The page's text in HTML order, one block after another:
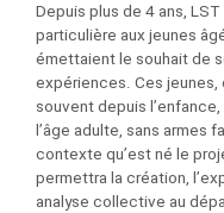
Depuis plus de 4 ans,
particulière aux jeunes
émettaient le souhait de
expériences. Ces
souvent depuis
l’âge adulte, sans armes
contexte qu’est né le
permettra la création,
analyse collective au